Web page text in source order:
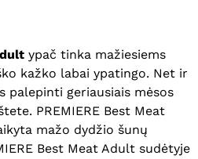
ypač tinka mažiesiems
kažko labai ypatingo. Net ir
palepinti geriausiais mėsos
PREMIERE Best Meat
mažo dydžio šunų
Best Meat Adult sudėtyje